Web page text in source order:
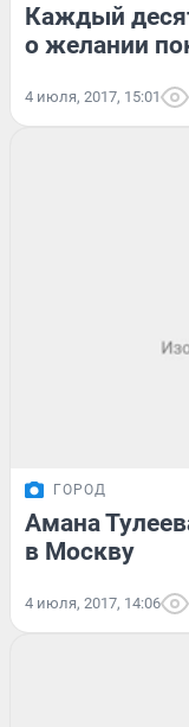
Каждый
о желании
4 июля, 2017, 15:01
ГОРОД
Амана
в Москву
4 июля, 2017, 14:06